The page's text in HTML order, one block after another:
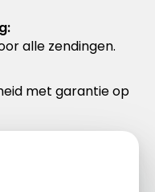
alle zendingen.
met garantie op